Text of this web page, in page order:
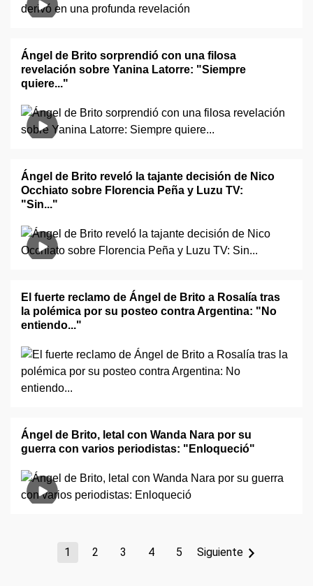
Ángel de Brito sorprendió con una filosa
revelación sobre Yanina Latorre: "Siempre
quiere..."
Ángel de Brito reveló la tajante decisión de Nico
Occhiato sobre Florencia Peña y Luzu TV:
"Sin..."
El fuerte reclamo de Ángel de Brito a Rosalía tras
la polémica por su posteo contra Argentina: "No
entiendo..."
Ángel de Brito, letal con Wanda Nara por su
guerra con varios periodistas: "Enloqueció"
1 2 3 4 5 Siguiente